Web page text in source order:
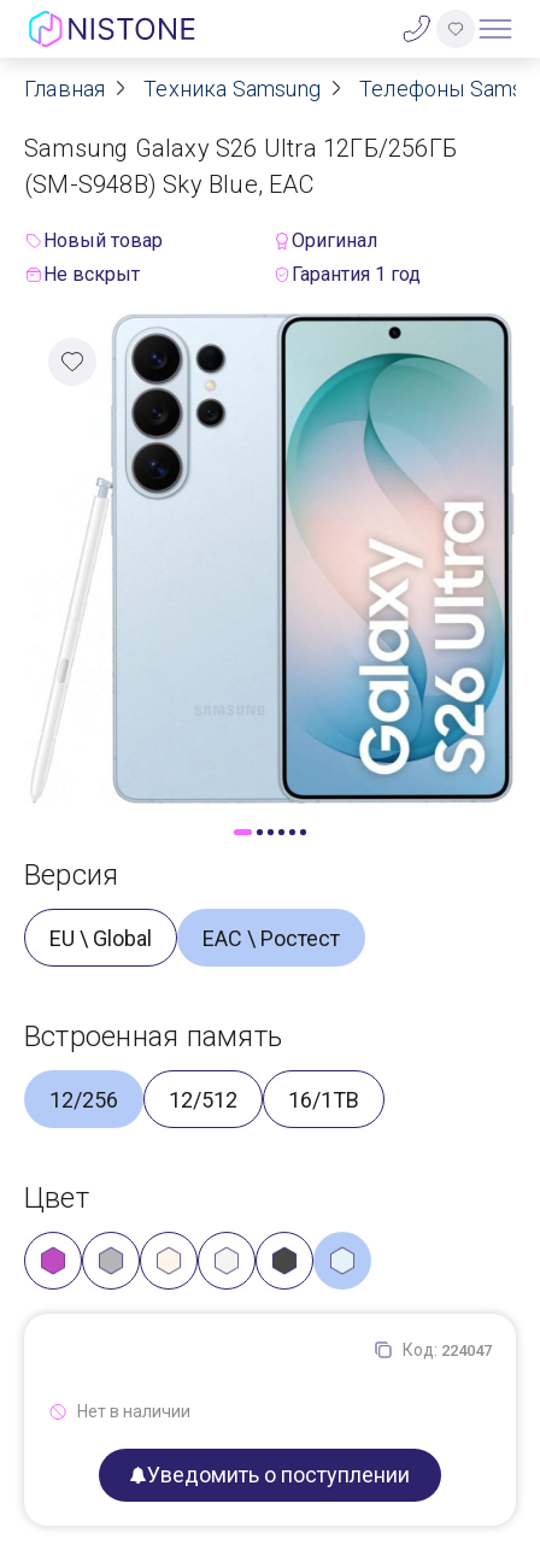
Акции
О нас
Договор оферты
Реквизиты
Контакты
Гарантия
Оплата
Главная Техника Samsung Телефоны
Samsung Galaxy S26 Ultra 12ГБ/256ГБ
(SM-S948B) Sky Blue, EAC
Новый товар
Оригинал
Не вскрыт
Гарантия 1 год
Версия
EU \ Global ЕАС \ Ростест
Встроенная память
12/256 12/512 16/1TB
Цвет
Код: 224047
Нет в наличии
Уведомить о поступлении